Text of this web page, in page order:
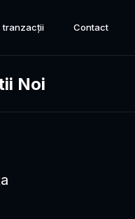
tranzacții Contact
Noi